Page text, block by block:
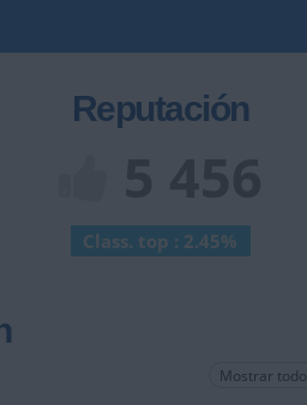
Reputación
Class. top : 2.45%
Mostrar todo